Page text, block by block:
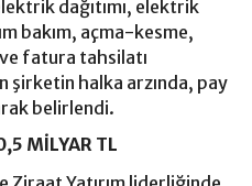
dağıtımı, elektrik
bakım, açma-kesme,
fatura tahsilatı
şirketin halka arzında, pay
belirlendi.
MİLYAR TL